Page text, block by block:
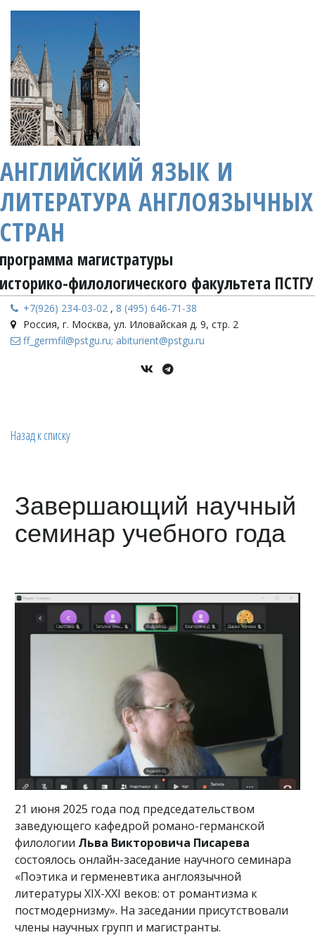
АНГЛИЙСКИЙ ЯЗЫК И
ЛИТЕРАТУРА АНГЛОЯЗЫЧНЫХ
СТРАН
программа магистратуры
историко-филологического факультета ПСТГУ
+7(926) 234-03-02 , 8 (495) 646-71-38
Россия, г. Москва, ул. Иловайская д. 9, стр. 2
ff_germfil@pstgu.ru; abiturient@pstgu.ru
Назад к списку
Завершающий научный
семинар учебного года
21 июня 2025 года под председательством
заведующего кафедрой романо-германской
филологии Льва Викторовича Писарева
состоялось онлайн-заседание научного семинара
«Поэтика и герменевтика англоязычной
литературы XIX-XXI веков: от романтизма к
постмодернизму». На заседании присутствовали
члены научных групп и магистранты.